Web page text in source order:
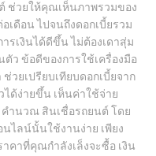
ช่วยให้คุณเห็นภาพรวมของ
เดือน ไปจนถึงดอกเบี้ยรวม
รเงินได้ดีขึ้น ไม่ต้องเดาสุ่ม
ว ข้อดีของการใช้เครื่องมือ
วยเปรียบเทียบดอกเบี้ยจาก
ได้ง่ายขึ้น เห็นค่าใช้จ่าย
คํานวณ สินเชื่อรถยนต์ โดย
ไลน์นั้นใช้งานง่าย เพียง
คาที่คุณกำลังเล็งจะซื้อ เงิน